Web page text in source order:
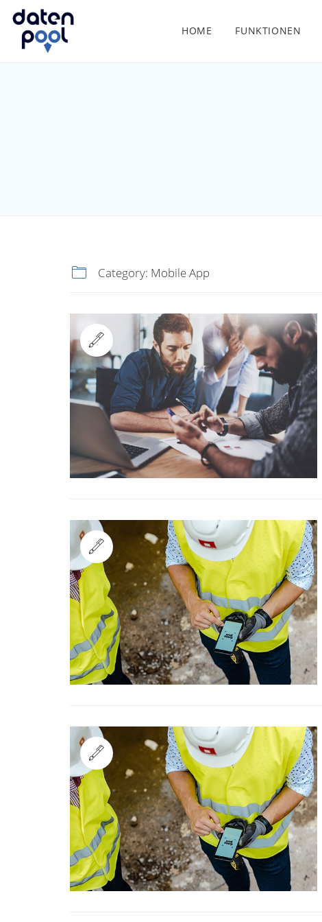
HOME FUNKTIONEN
Category: Mobile App
Standard
Standard
Standard